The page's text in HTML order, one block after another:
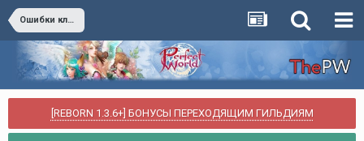
Ошибки клиента игры
[REBORN 1.3.6+] БОНУСЫ ПЕРЕХОДЯЩИМ ГИЛЬДИЯМ